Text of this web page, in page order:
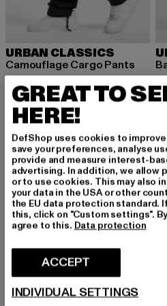
URBAN CLASSICS
Camouflage Cargo Pants
EUR 39,04
Huidige prijs: EUR 39,04
EUR 54,99Actieprijs: EUR
NIEUW -35% -
GREAT TO
HERE!
DefShop uses cookies to
save your preferences, analyse
provide and measure interest-
advertising. In addition, we allow
or to use cookies. This may also
your data in the USA or other
the EU data protection standard.
this, click on "Custom settings".
agree to this. Data protection
ACCEPT
INDIVIDUAL SETTINGS